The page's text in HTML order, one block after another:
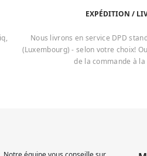
EXPÉDITION /
Nous livrons en service DPD
(Luxembourg) - selon votre choix!
de la commande à